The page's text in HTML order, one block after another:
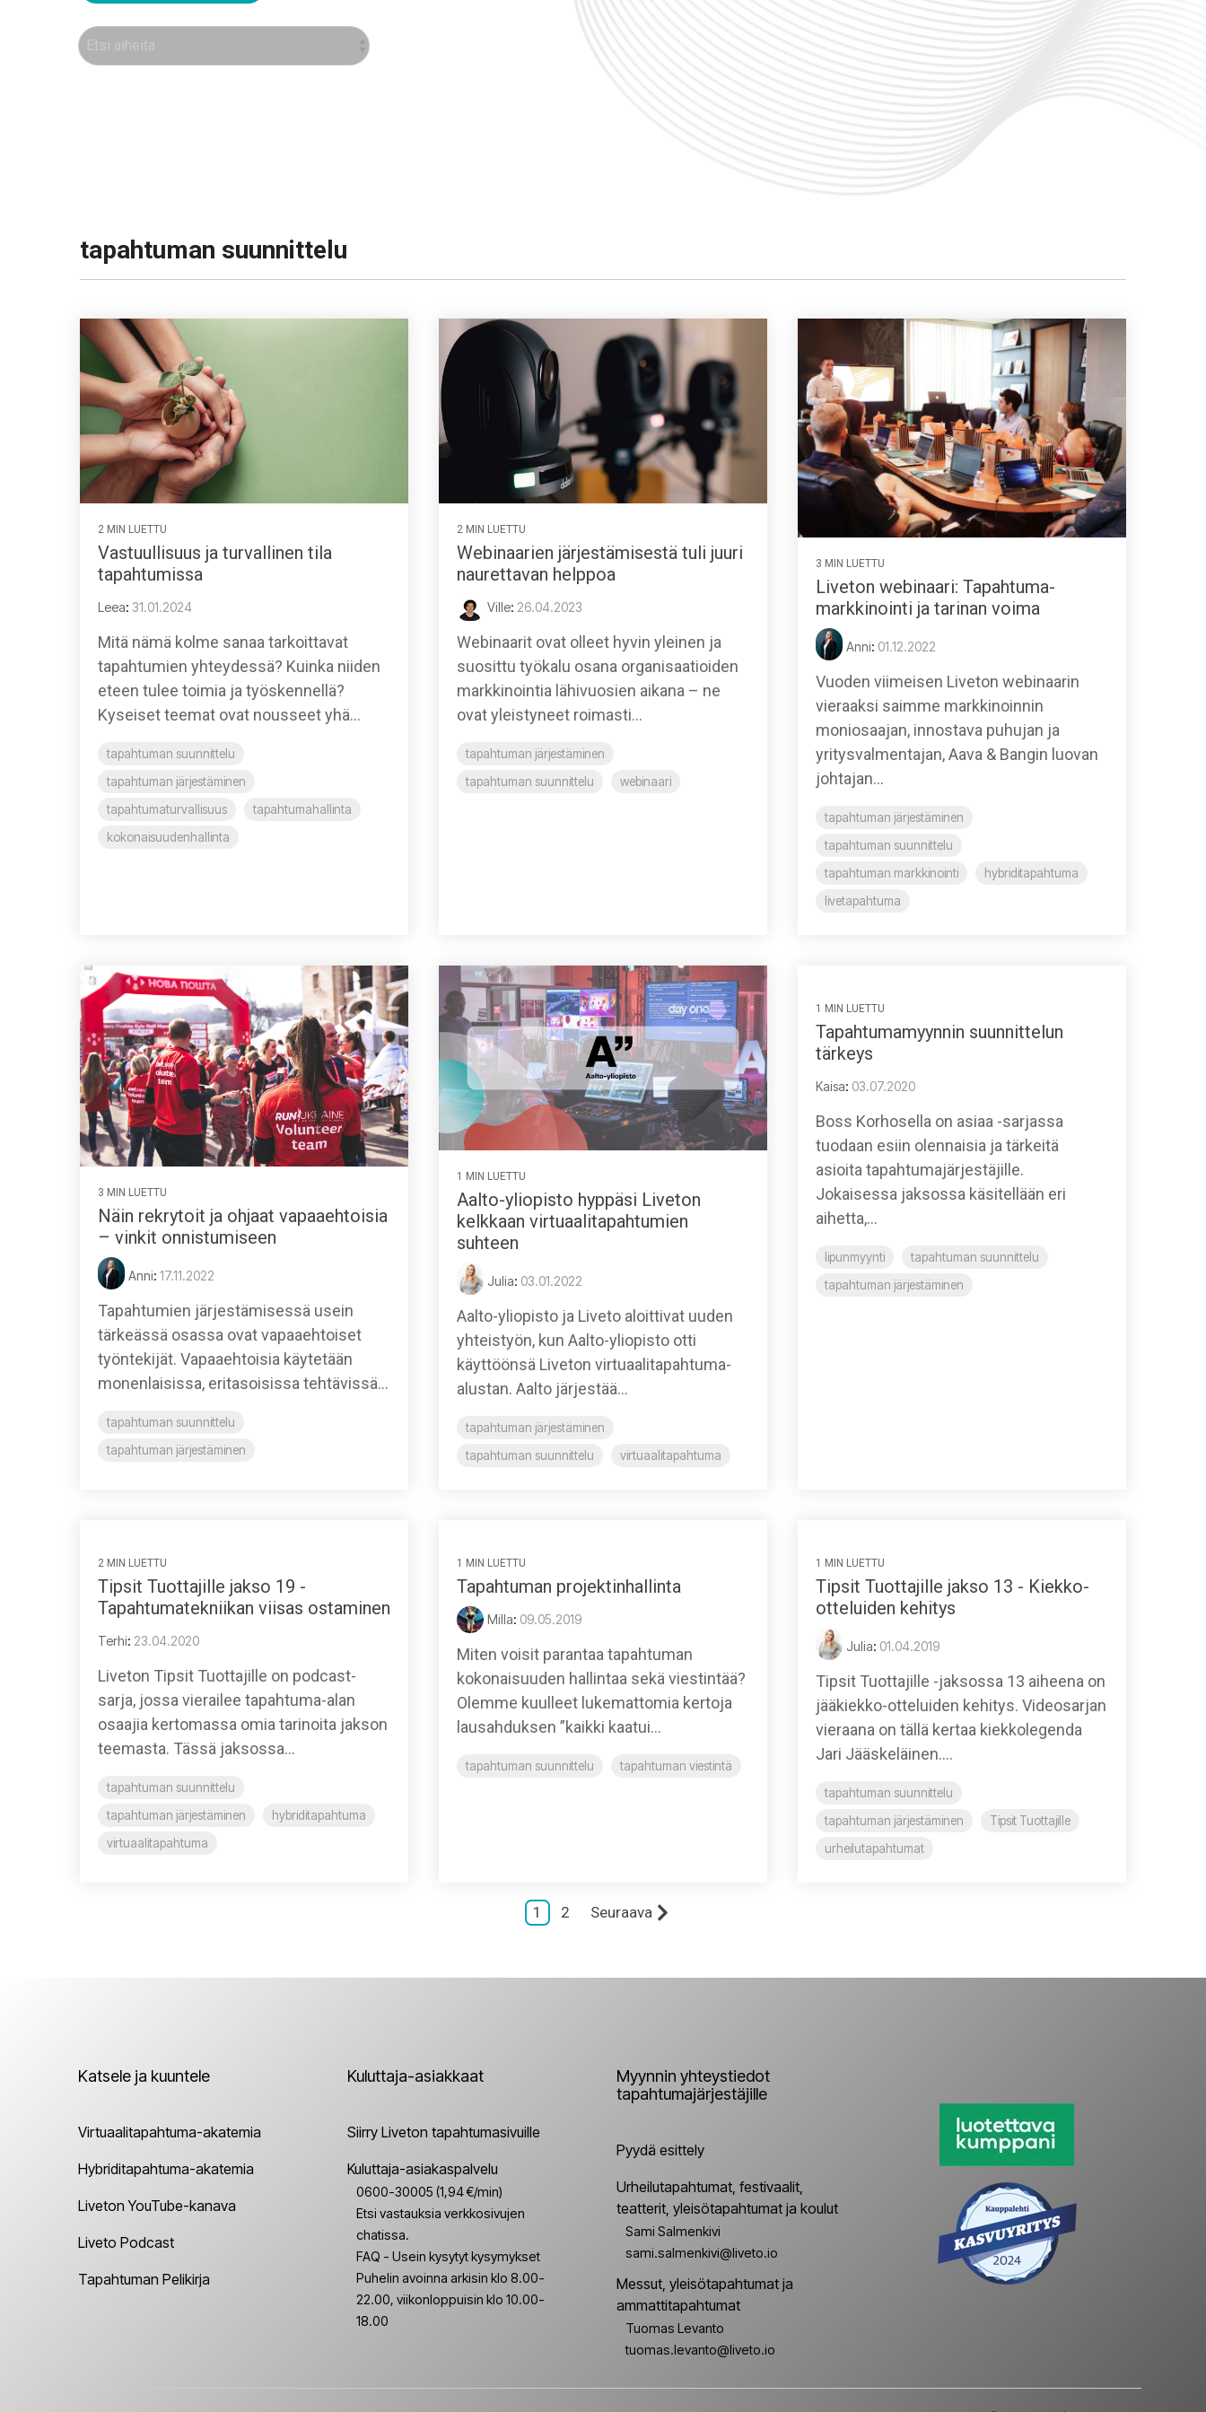
tapahtuman suunnittelu
2 MIN LUETTU
Vastuullisuus ja turvallinen tila
tapahtumissa
Leea: 31.01.2024
Mitä nämä kolme sanaa tarkoittavat
tapahtumien yhteydessä? Kuinka niiden
eteen tulee toimia ja työskennellä?
Kyseiset teemat ovat nousseet yhä...
tapahtuman suunnittelu
tapahtuman järjestäminen
tapahtumaturvallisuus
tapahtumahallinta
kokonaisuudenhallinta
2 MIN LUETTU
Webinaarien järjestämisestä tuli juuri
naurettavan helppoa
Ville: 26.04.2023
Webinaarit ovat olleet hyvin yleinen ja
suosittu työkalu osana organisaatioiden
markkinointia lähivuosien aikana – ne
ovat yleistyneet roimasti...
tapahtuman järjestäminen
tapahtuman suunnittelu
webinaari
3 MIN LUETTU
Liveton webinaari: Tapahtuma-
markkinointi ja tarinan voima
Anni: 01.12.2022
Vuoden viimeisen Liveton webinaarin
vieraaksi saimme markkinoinnin
moniosaajan, innostava puhujan ja
yritysvalmentajan, Aava & Bangin luovan
johtajan...
tapahtuman järjestäminen
tapahtuman suunnittelu
tapahtuman markkinointi
hybriditapahtuma
livetapahtuma
3 MIN LUETTU
Näin rekrytoit ja ohjaat vapaaehtoisia
– vinkit onnistumiseen
Anni: 17.11.2022
Tapahtumien järjestämisessä usein
tärkeässä osassa ovat vapaaehtoiset
työntekijät. Vapaaehtoisia käytetään
monenlaisissa, eritasoisissa tehtävissä...
tapahtuman suunnittelu
tapahtuman järjestäminen
1 MIN LUETTU
Aalto-yliopisto hyppäsi Liveton
kelkkaan virtuaalitapahtumien
suhteen
Julia: 03.01.2022
Aalto-yliopisto ja Liveto aloittivat uuden
yhteistyön, kun Aalto-yliopisto otti
käyttöönsä Liveton virtuaalitapahtuma-
alustan. Aalto järjestää...
tapahtuman järjestäminen
tapahtuman suunnittelu
virtuaalitapahtuma
1 MIN LUETTU
Tapahtumamyynnin suunnittelun
tärkeys
Kaisa: 03.07.2020
Boss Korhosella on asiaa -sarjassa
tuodaan esiin olennaisia ja tärkeitä
asioita tapahtumajärjestäjille.
Jokaisessa jaksossa käsitellään eri
aihetta,...
lipunmyynti
tapahtuman suunnittelu
tapahtuman järjestäminen
2 MIN LUETTU
Tipsit Tuottajille jakso 19 -
Tapahtumatekniikan viisas ostaminen
Terhi: 23.04.2020
Liveton Tipsit Tuottajille on podcast-
sarja, jossa vierailee tapahtuma-alan
osaajia kertomassa omia tarinoita jakson
teemasta. Tässä jaksossa...
tapahtuman suunnittelu
tapahtuman järjestäminen
hybriditapahtuma
virtuaalitapahtuma
1 MIN LUETTU
Tapahtuman projektinhallinta
Milla: 09.05.2019
Miten voisit parantaa tapahtuman
kokonaisuuden hallintaa sekä viestintää?
Olemme kuulleet lukemattomia kertoja
lausahduksen ”kaikki kaatui...
tapahtuman suunnittelu tapahtuman viestintä
1 MIN LUETTU
Tipsit Tuottajille jakso 13 - Kiekko-
otteluiden kehitys
Julia: 01.04.2019
Tipsit Tuottajille -jaksossa 13 aiheena on
jääkiekko-otteluiden kehitys. Videosarjan
vieraana on tällä kertaa kiekkolegenda
Jari Jääskeläinen....
tapahtuman suunnittelu
tapahtuman järjestäminen
Tipsit Tuottajille
urheilutapahtumat
1 2 Seuraava
Katsele ja kuuntele
Virtuaalitapahtuma-akatemia
Hybriditapahtuma-akatemia
Liveton YouTube-kanava
Liveto Podcast
Tapahtuman Pelikirja
Kuluttaja-asiakkaat
Siirry Liveton tapahtumasivuille
Kuluttaja-asiakaspalvelu
0600-30005 (1,94 €/min)
Etsi vastauksia verkkosivujen
chatissa.
FAQ - Usein kysytyt kysymykset
Puhelin avoinna arkisin klo 8.00-
22.00, viikonloppuisin klo 10.00-
18.00
Myynnin yhteystiedot
tapahtumajärjestäjille
Pyydä esittely
Urheilutapahtumat, festivaalit,
teatterit, yleisötapahtumat ja koulut
Sami Salmenkivi
sami.salmenkivi@liveto.io
Messut, yleisötapahtumat ja
ammattitapahtumat
Tuomas Levanto
tuomas.levanto@liveto.io